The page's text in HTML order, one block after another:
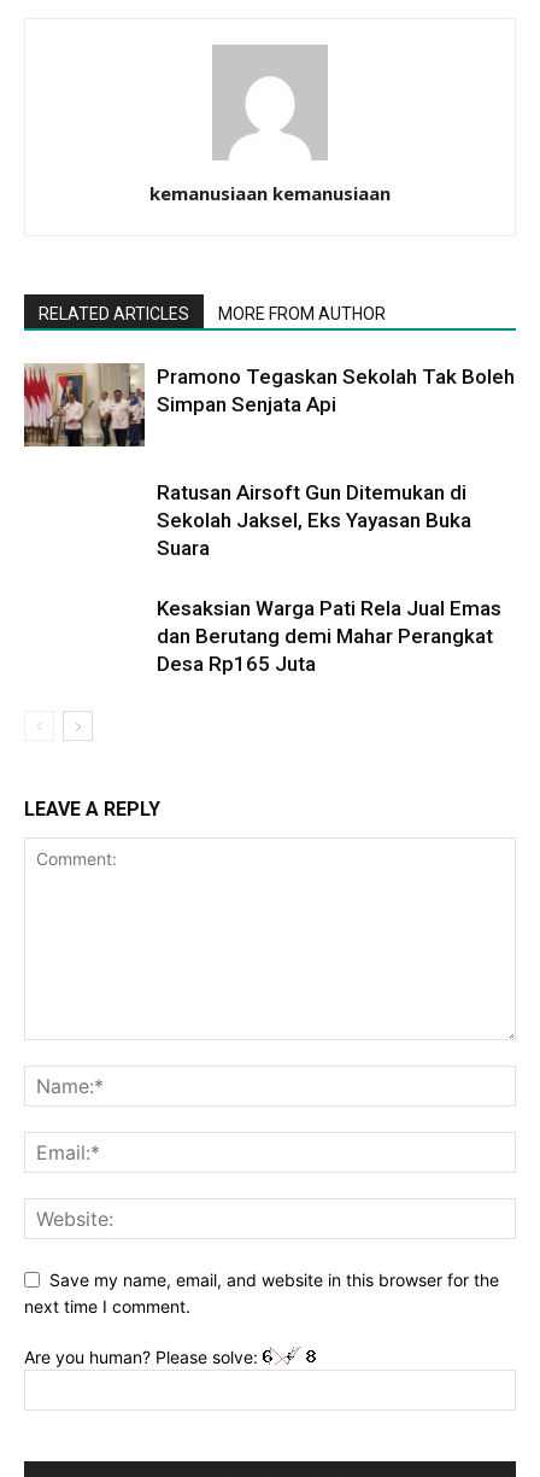
kemanusiaan kemanusiaan
RELATED ARTICLES MORE FROM AUTHOR
Pramono Tegaskan Sekolah Tak Boleh
Simpan Senjata Api
Ratusan Airsoft Gun Ditemukan di
Sekolah Jaksel, Eks Yayasan Buka
Suara
Kesaksian Warga Pati Rela Jual Emas
dan Berutang demi Mahar Perangkat
Desa Rp165 Juta
LEAVE A REPLY
Save my name, email, and website in this browser for the
next time I comment.
Are you human? Please solve: